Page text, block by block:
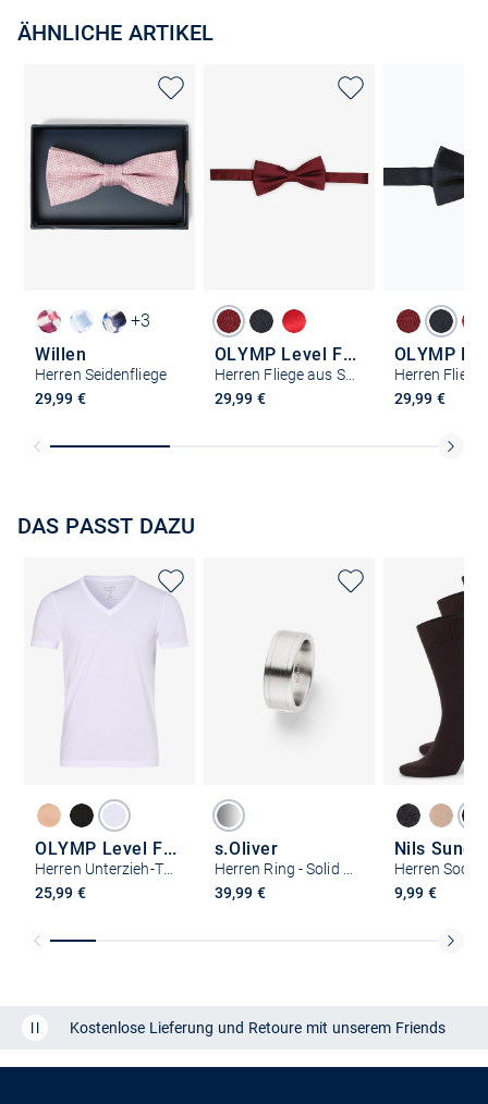
ÄHNLICHE ARTIKEL
+3
Willen
Herren Seidenfliege
29,99 €
OLYMP Level Five
Herren Fliege aus Seide
29,99 €
29,99 €
DAS PASST DAZU
OLYMP Level Five
Herren Unterzieh-T-Shirt
25,99 €
s.Oliver
39,99 €
Nils
9,99 €
Kostenlose Lieferung und Retoure mit unserem Friends
CLUB